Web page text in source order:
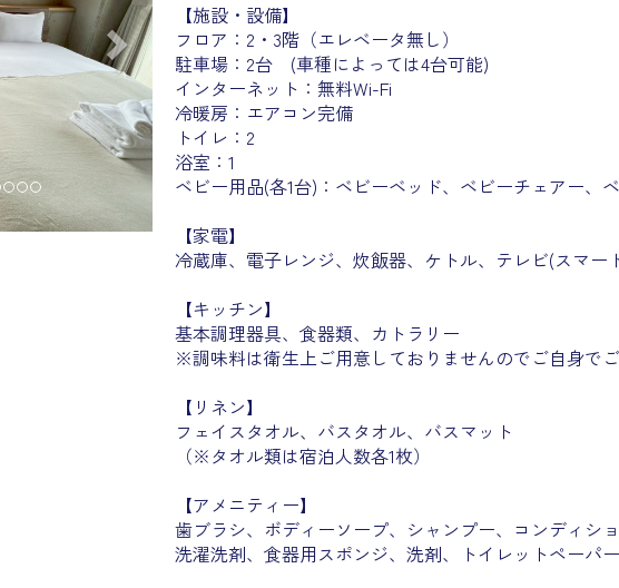
【施設・設備】
フロア：2・3階（エレベータ無し）
駐車場：2台 (車種によっては4台可能)
インターネット：無料Wi-Fi
冷暖房：エアコン完備
トイレ：2
浴室：1
ベビー用品(各1台) ：ベビーベッド、ベビーチェアー、
【家電】
冷蔵庫、電子レンジ、炊飯器、ケトル、テレビ(スマート
【キッチン】
基本調理器具、食器類、カトラリー
※調味料は衛生上ご用意しておりませんのでご自身でご
【リネン】
フェイスタオル、バスタオル、バスマット
（※タオル類は宿泊人数各1枚）
【アメニティー】
歯ブラシ、ボディーソープ、シャンプー、コンディシ
洗濯洗剤、食器用スポンジ、洗剤、トイレットペーパ